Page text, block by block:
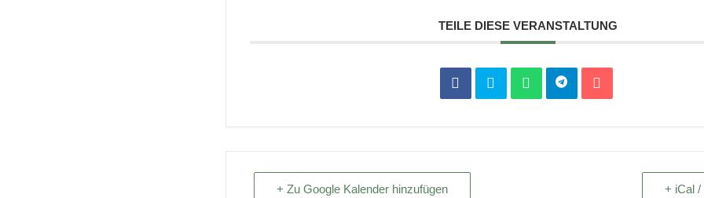
TEILE DIESE VERANSTALTUNG
+ Zu Google Kalender hinzufügen + iCal /